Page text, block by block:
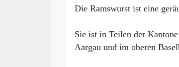
Die Ramswurst ist eine
Sie ist in Teilen der
Aargau und im oberen